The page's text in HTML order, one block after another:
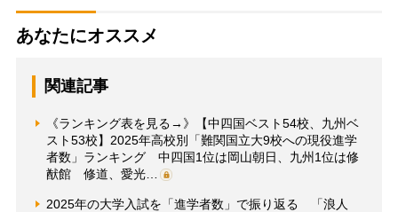
あなたにオススメ
関連記事
《ランキング表を見る→》【中四国ベスト54校、九州ベ
スト53校】2025年高校別「難関国立大9校への現役進学
者数」ランキング 中四国1位は岡山朝日、九州1位は修
猷館 修道、愛光…
2025年の大学入試を「進学者数」で振り返る 「浪人